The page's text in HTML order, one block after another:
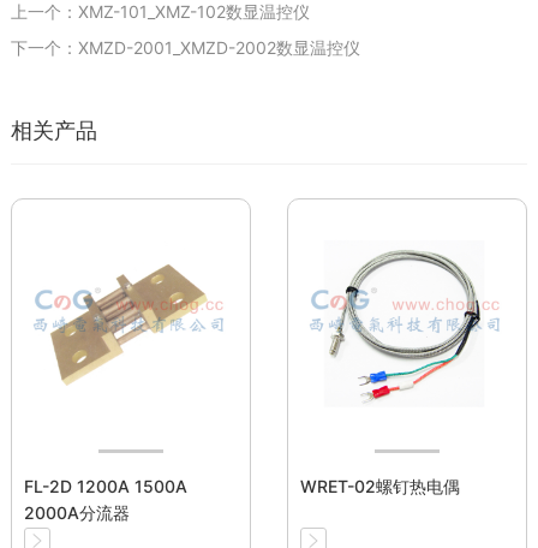
上一个：XMZ-101_XMZ-102数显温控仪
下一个：XMZD-2001_XMZD-2002数显温控仪
相关产品
FL-2D 1200A 1500A
2000A分流器
WRET-02螺钉热电偶